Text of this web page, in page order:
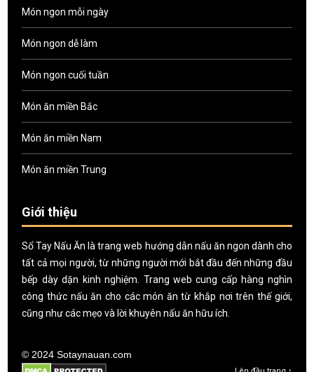
Món ngon mỗi ngày
Món ngon dễ làm
Món ngon cuối tuần
Món ăn miền Bắc
Món ăn miền Nam
Món ăn miền Trung
Giới thiệu
Sổ Tay Nấu Ăn là trang web hướng dẫn nấu ăn ngon dành cho
tất cả mọi người, từ những người mới bắt đầu đến những đầu
bếp dày dặn kinh nghiệm. Trang web cung cấp hàng nghìn
công thức nấu ăn cho các món ăn từ khắp nơi trên thế giới,
cũng như các mẹo và lời khuyên nấu ăn hữu ích.
© 2024 Sotaynauan.com